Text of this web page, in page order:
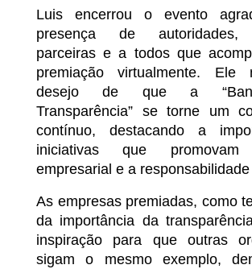
Luis encerrou o evento
presença de autoridades,
parceiras e a todos que
premiação virtualmente. Ele
desejo de que a
Transparência” se torne um
contínuo, destacando a
iniciativas que
empresarial e a
As empresas premiadas, como
da importância da
inspiração para que outras
sigam o mesmo exemplo,